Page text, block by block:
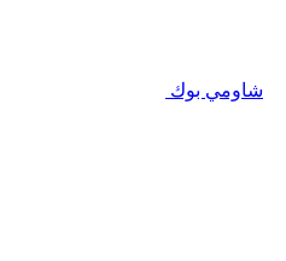
شاومي بوك